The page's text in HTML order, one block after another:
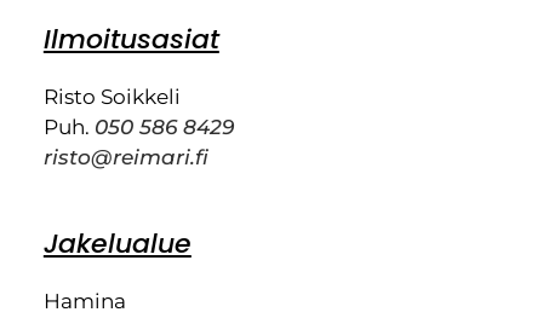
Ilmoitusasiat
Risto Soikkeli
Puh. 050 586 8429
risto@reimari.fi
Jakelualue
Hamina